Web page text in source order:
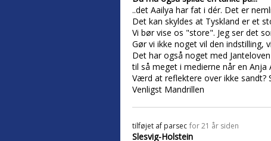
..det Aailya har fat i dér. Det er
Det kan skyldes at Tyskland er et
Vi bør vise os "store". Jeg ser det
Gør vi ikke noget vil den indstilling,
Det har også noget med
til så meget i medierne når en Anja
Værd at reflektere over ikke sandt?
Venligst Mandrillen
tilføjet af parsec for 21 år siden
Slesvig-Holstein